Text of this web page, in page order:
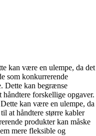
kan være en ulempe, da det
som konkurrerende
Dette kan begrænse
forskellige opgaver.
kan være en ulempe, da
at håndtere større kabler
produkter kan måske
mere fleksible og